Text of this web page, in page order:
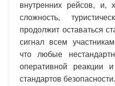
внутренних рейсов, и,
сложность,
продолжит оставаться
сигнал всем
что любые
оперативной реакции
стандартов безопасности.